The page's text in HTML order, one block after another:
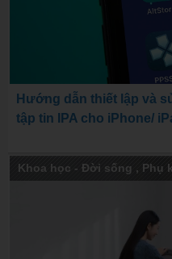
Hướng dẫn thiết lập và
tập tin IPA cho iPhone/
Khoa học - Đời sống , Phụ